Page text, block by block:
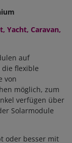
Yacht, Caravan,
auf
flexible
von
möglich, zum
verfügen über
Solarmodule
oder besser mit